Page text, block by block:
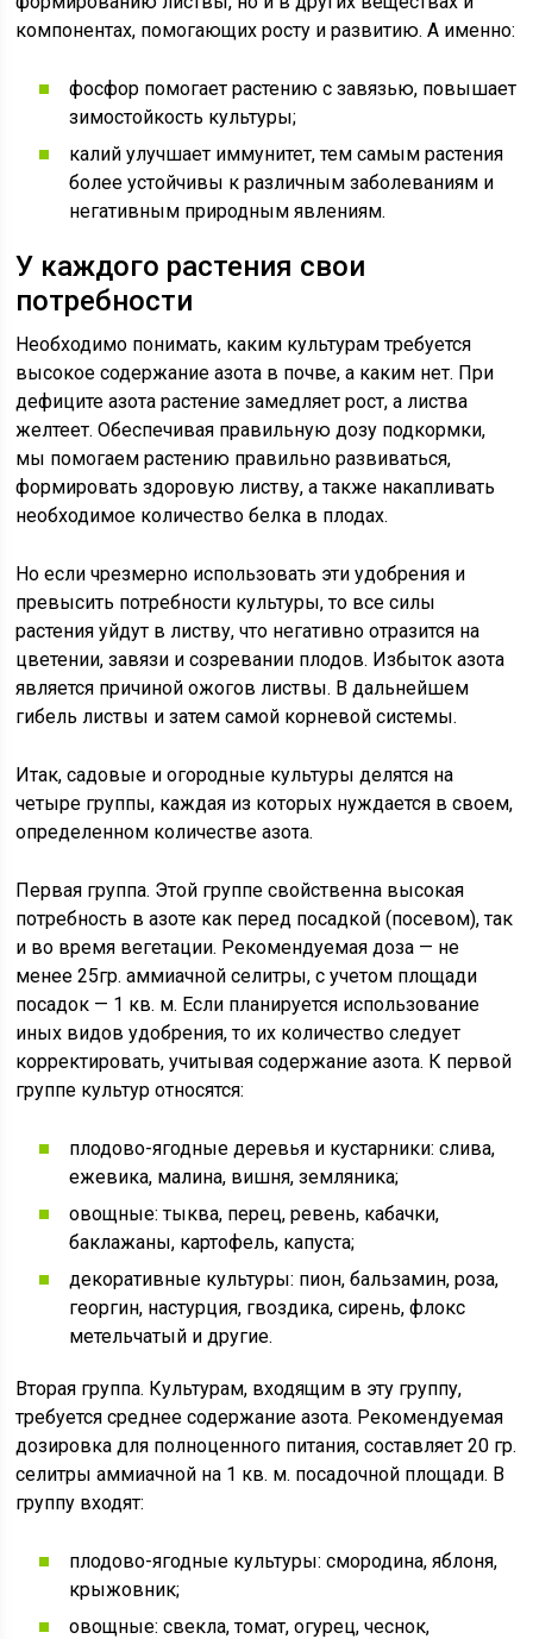
компонентах, помогающих росту и развитию. А именно:
фосфор помогает растению с завязью, повышает
зимостойкость культуры;
калий улучшает иммунитет, тем самым растения
более устойчивы к различным заболеваниям и
негативным природным явлениям.
У каждого растения свои
потребности
Необходимо понимать, каким культурам требуется
высокое содержание азота в почве, а каким нет. При
дефиците азота растение замедляет рост, а листва
желтеет. Обеспечивая правильную дозу подкормки,
мы помогаем растению правильно развиваться,
формировать здоровую листву, а также накапливать
необходимое количество белка в плодах.
Но если чрезмерно использовать эти удобрения и
превысить потребности культуры, то все силы
растения уйдут в листву, что негативно отразится на
цветении, завязи и созревании плодов. Избыток азота
является причиной ожогов листвы. В дальнейшем
гибель листвы и затем самой корневой системы.
Итак, садовые и огородные культуры делятся на
четыре группы, каждая из которых нуждается в своем,
определенном количестве азота.
Первая группа. Этой группе свойственна высокая
потребность в азоте как перед посадкой (посевом), так
и во время вегетации. Рекомендуемая доза — не
менее 25гр. аммиачной селитры, с учетом площади
посадок — 1 кв. м. Если планируется использование
иных видов удобрения, то их количество следует
корректировать, учитывая содержание азота. К первой
группе культур относятся:
плодово-ягодные деревья и кустарники: слива,
ежевика, малина, вишня, земляника;
овощные: тыква, перец, ревень, кабачки,
баклажаны, картофель, капуста;
декоративные культуры: пион, бальзамин, роза,
георгин, настурция, гвоздика, сирень, флокс
метельчатый и другие.
Вторая группа. Культурам, входящим в эту группу,
требуется среднее содержание азота. Рекомендуемая
дозировка для полноценного питания, составляет 20 гр.
селитры аммиачной на 1 кв. м. посадочной площади. В
группу входят:
плодово-ягодные культуры: смородина, яблоня,
крыжовник;
овощные: свекла, томат, огурец, чеснок,